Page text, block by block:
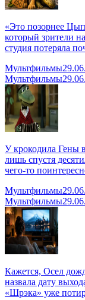
«Это позорнее
который зрители
студия потеряла
Мультфильмы
Мультфильмы
У крокодила Гены
лишь спустя
чего-то
Мультфильмы
Мультфильмы
Кажется, Осел
назвала дату
«Шрэка» уже